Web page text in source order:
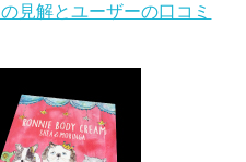
見解とユーザーの口コミ